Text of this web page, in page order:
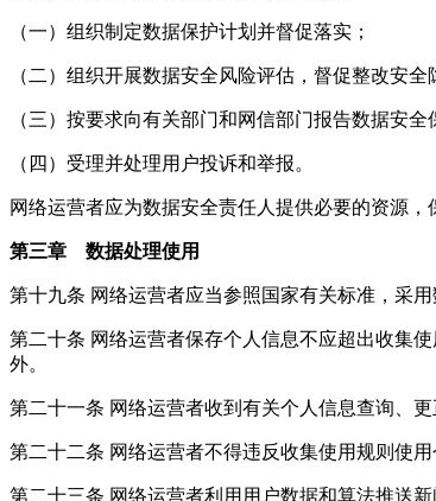
（一）组织制定数据保护计划并督促落实；
（二）组织开展数据安全风险评估，督促整改安全
（三）按要求向有关部门和网信部门报告数据安全
（四）受理并处理用户投诉和举报。
网络运营者应为数据安全责任人提供必要的资源，
第三章 数据处理使用
第十九条 网络运营者应当参照国家有关标准，采
第二十条 网络运营者保存个人信息不应超出收集
外。
第二十一条 网络运营者收到有关个人信息查询、
第二十二条 网络运营者不得违反收集使用规则使
第二十三条 网络运营者利用用户数据和算法推送